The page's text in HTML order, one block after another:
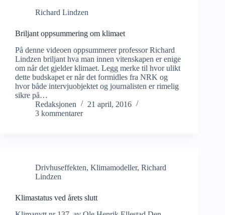
Richard Lindzen
Briljant oppsummering om klimaet
På denne videoen oppsummerer professor Richard
Lindzen briljant hva man innen vitenskapen er enige
om når det gjelder klimaet. Legg merke til hvor ulikt
dette budskapet er når det formidles fra NRK og
hvor både intervjuobjektet og journalisten er rimelig
sikre på…
Redaksjonen
21 april, 2016
3 kommentarer
Drivhuseffekten, Klimamodeller, Richard
Lindzen
Klimastatus ved årets slutt